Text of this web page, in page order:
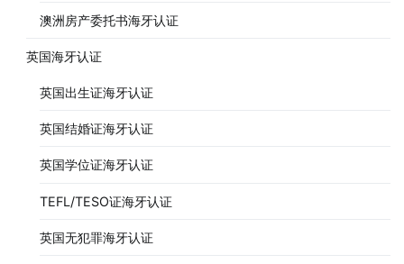
澳洲房产委托书海牙认证
英国海牙认证
英国出生证海牙认证
英国结婚证海牙认证
英国学位证海牙认证
TEFL/TESO证海牙认证
英国无犯罪海牙认证